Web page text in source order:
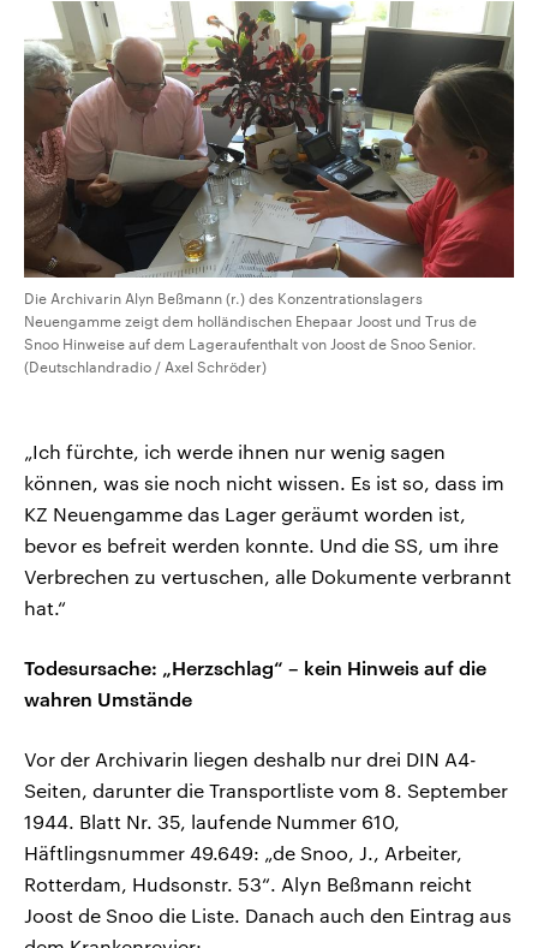
Die Archivarin Alyn Beßmann (r.) des Konzentrationslagers
Neuengamme zeigt dem holländischen Ehepaar Joost und Trus de
Snoo Hinweise auf dem Lageraufenthalt von Joost de Snoo Senior.
(Deutschlandradio / Axel Schröder)
„Ich fürchte, ich werde ihnen nur wenig sagen
können, was sie noch nicht wissen. Es ist so, dass im
KZ Neuengamme das Lager geräumt worden ist,
bevor es befreit werden konnte. Und die SS, um ihre
Verbrechen zu vertuschen, alle Dokumente verbrannt
hat.“
Todesursache: „Herzschlag“ – kein Hinweis auf die
wahren Umstände
Vor der Archivarin liegen deshalb nur drei DIN A4-
Seiten, darunter die Transportliste vom 8. September
1944. Blatt Nr. 35, laufende Nummer 610,
Häftlingsnummer 49.649: „de Snoo, J., Arbeiter,
Rotterdam, Hudsonstr. 53“. Alyn Beßmann reicht
Joost de Snoo die Liste. Danach auch den Eintrag aus